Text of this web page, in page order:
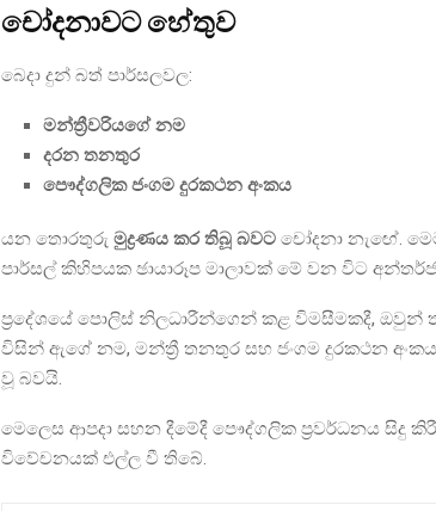
චෝදනාවට හේතුව
බෙදා දුන් බත් පාර්සලවල:
මන්ත්‍රීවරියගේ නම
දරන තනතුර
පෞද්ගලික ජංගම දුරකථන අංකය
යන තොරතුරු මුද්‍රණය කර තිබූ බවට චෝදනා නැඟේ.
පාර්සල් කිහිපයක ඡායාරූප මාලාවක් මේ වන විට
ප්‍රදේශයේ පොලිස් නිලධාරීන්ගෙන් කළ විමසීමකදී, ඔවුන්
විසින් ඇගේ නම, මන්ත්‍රී තනතුර සහ ජංගම දුරකථන
වූ බවයි.
මෙලෙස ආපදා සහන දීමේදී පෞද්ගලික ප්‍රවර්ධනය සිදු
විවේචනයක් එල්ල වී තිබේ.